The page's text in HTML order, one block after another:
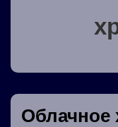
Облачное